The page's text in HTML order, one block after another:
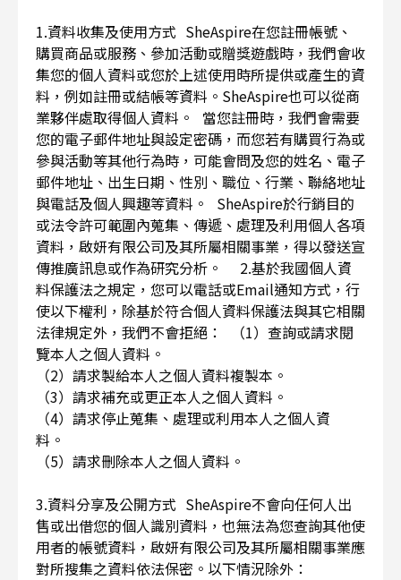
1.資料收集及使用方式 SheAspire在您註冊帳號、
購買商品或服務、參加活動或贈獎遊戲時，我們會收
集您的個人資料或您於上述使用時所提供或產生的資
料，例如註冊或結帳等資料。SheAspire也可以從商
業夥伴處取得個人資料。 當您註冊時，我們會需要
您的電子郵件地址與設定密碼，而您若有購買行為或
參與活動等其他行為時，可能會問及您的姓名、電子
郵件地址、出生日期、性別、職位、行業、聯絡地址
與電話及個人興趣等資料。 SheAspire於行銷目的
或法令許可範圍內蒐集、傳遞、處理及利用個人各項
資料，啟妍有限公司及其所屬相關事業，得以發送宣
傳推廣訊息或作為研究分析。 2.基於我國個人資
料保護法之規定，您可以電話或Email通知方式，行
使以下權利，除基於符合個人資料保護法與其它相關
法律規定外，我們不會拒絕： （1）查詢或請求閱
覽本人之個人資料。
（2）請求製給本人之個人資料複製本。
（3）請求補充或更正本人之個人資料。
（4）請求停止蒐集、處理或利用本人之個人資
料。
（5）請求刪除本人之個人資料。
3.資料分享及公開方式 SheAspire不會向任何人出
售或出借您的個人識別資料，也無法為您查詢其他使
用者的帳號資料，啟妍有限公司及其所屬相關事業應
對所搜集之資料依法保密。以下情況除外：